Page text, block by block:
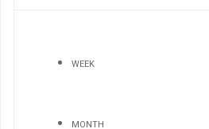
WEEK
MONTH